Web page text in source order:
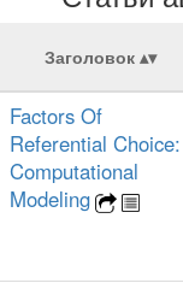
Заголовок
Factors Of
Referential Choice:
Computational
Modeling